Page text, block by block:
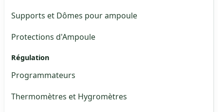
Supports et Dômes pour ampoule
Protections d'Ampoule
Régulation
Programmateurs
Thermomètres et Hygromètres